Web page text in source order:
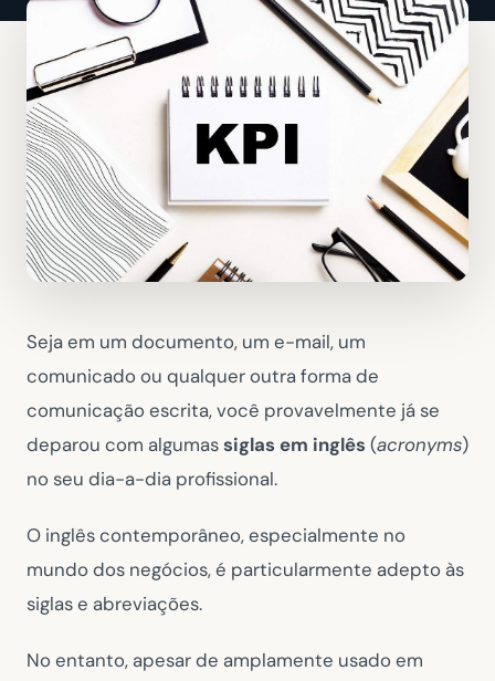
Seja em um documento, um e-mail, um
comunicado ou qualquer outra forma de
comunicação escrita, você provavelmente já se
deparou com algumassiglas em inglês (acronyms)
no seu dia-a-dia profissional.
O inglês contemporâneo, especialmente no
mundo dos negócios, é particularmente adepto às
siglas e abreviações.
No entanto, apesar de amplamente usado em